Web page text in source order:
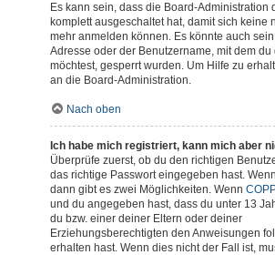
Es kann sein, dass die Board-Administration
komplett ausgeschaltet hat, damit sich keine
mehr anmelden können. Es könnte auch
Adresse oder der Benutzername, mit dem
möchtest, gesperrt wurden. Um Hilfe zu
an die Board-Administration.
Nach oben
Ich habe mich registriert, kann mich aber
Überprüfe zuerst, ob du den richtigen
das richtige Passwort eingegeben hast.
dann gibt es zwei Möglichkeiten. Wenn
und du angegeben hast, dass du unter 13
du bzw. einer deiner Eltern oder deiner
Erziehungsberechtigten den Anweisungen
erhalten hast. Wenn dies nicht der Fall ist,